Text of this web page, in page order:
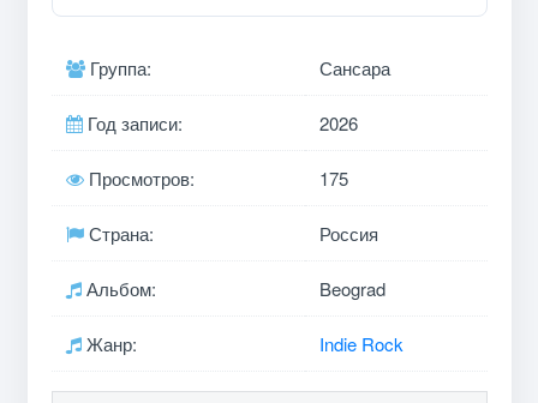
Группа: Сансара
Год записи: 2026
Просмотров: 175
Страна: Россия
Альбом: Beograd
Жанр: Indie Rock